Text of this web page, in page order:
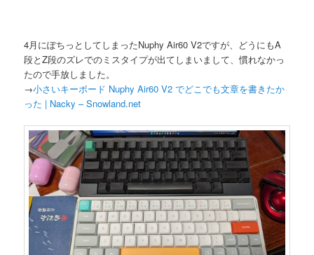
4月にぽちっとしてしまったNuphy Air60 V2ですが、どうにもA
段とZ段のズレでのミスタイプが出てしまいまして、慣れなかっ
たので手放しました。
→小さいキーボード Nuphy Air60 V2 でどこでも文章を書きたか
った | Nacky – Snowland.net